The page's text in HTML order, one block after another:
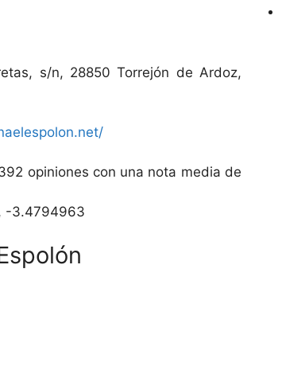
s/n, 28850 Torrejón de Ardoz,
opiniones con una nota media de
-3.4794963